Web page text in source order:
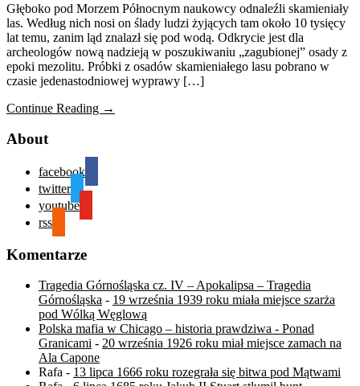
Głęboko pod Morzem Północnym naukowcy odnaleźli skamieniały
las. Według nich nosi on ślady ludzi żyjących tam około 10 tysięcy
lat temu, zanim ląd znalazł się pod wodą. Odkrycie jest dla
archeologów nową nadzieją w poszukiwaniu „zagubionej” osady z
epoki mezolitu. Próbki z osadów skamieniałego lasu pobrano w
czasie jedenastodniowej wyprawy […]
Continue Reading →
About
facebook
twitter
youtube
rss
Komentarze
Tragedia Górnośląska cz. IV – Apokalipsa – Tragedia
Górnośląska - 19 września 1939 roku miała miejsce szarża
pod Wólką Węglową
Polska mafia w Chicago – historia prawdziwa - Ponad
Granicami - 20 września 1926 roku miał miejsce zamach na
Ala Capone
Rafa - 13 lipca 1666 roku rozegrała się bitwa pod Mątwami